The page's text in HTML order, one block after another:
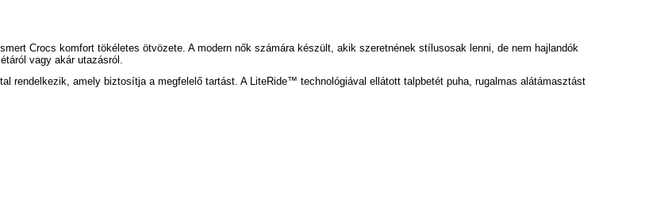
Crocs komfort tökéletes ötvözete. A modern nők számára készült, akik szeretnének stílusosak lenni, de nem hajlandók
vagy akár utazásról.
rendelkezik, amely biztosítja a megfelelő tartást. A LiteRide™ technológiával ellátott talpbetét puha, rugalmas alátámasztást